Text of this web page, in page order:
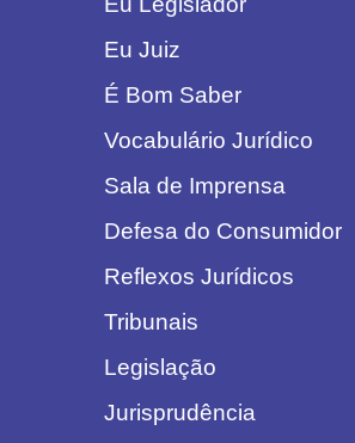
Eu Juiz
É Bom Saber
Vocabulário Jurídico
Sala de Imprensa
Defesa do Consumidor
Reflexos Jurídicos
Tribunais
Legislação
Jurisprudência